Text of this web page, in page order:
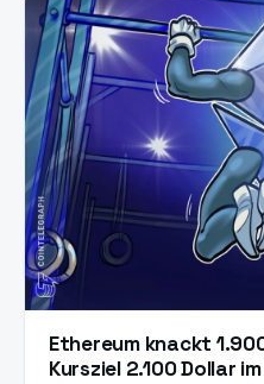
Ethereum knackt
Kursziel 2.100 Dollar